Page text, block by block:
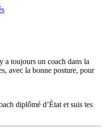
a toujours un coach dans la
avec la bonne posture, pour
diplômé d’État et suis tes